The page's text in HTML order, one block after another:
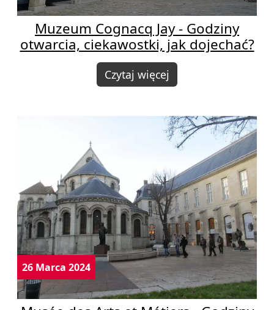
Muzeum Cognacq Jay - Godziny
otwarcia, ciekawostki, jak dojechać?
Czytaj więcej
26 Marca 2024